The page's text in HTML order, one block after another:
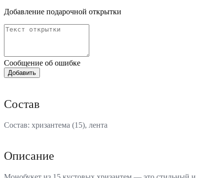
Добавление подарочной открытки
Сообщение об ошибке
Состав
Состав: хризантема (15), лента
Описание